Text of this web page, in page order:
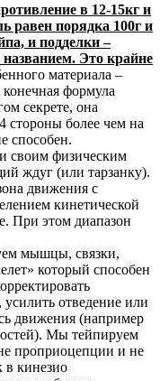
в 12-15кг и
равен порядка 100г и
и подделки –
Это крайне
материала –
формула
секрете, она
стороны более чем на
способен.
своим физическим
ждуг (или тарзанку).
движения с
кинетической
При этом диапазон
мышцы, связки,
который способен
отведение или
движения (например
Мы тейпируем
проприоцепции и не
в кинезио